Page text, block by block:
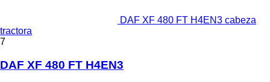
DAF XF 480 FT H4EN3 cabeza
tractora
7
DAF XF 480 FT H4EN3